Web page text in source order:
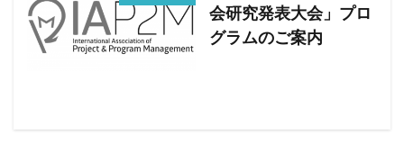
会研究発表大会」プロ
グラムのご案内